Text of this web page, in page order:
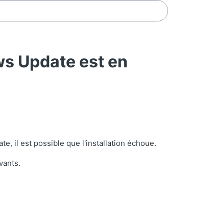
Update est en
il est possible que l'installation échoue.